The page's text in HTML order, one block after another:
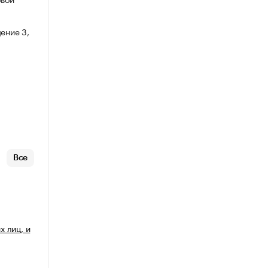
3,
Все
лиц, и